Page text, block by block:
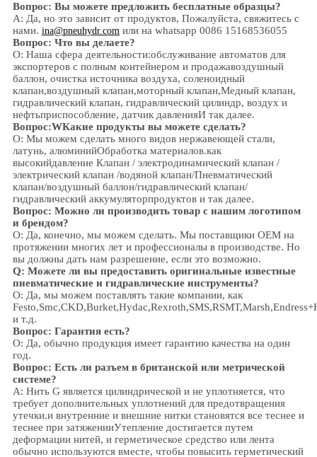
Вопрос: Вы можете предложить бесплатные образцы?
А: Да, но это зависит от продуктов, Пожалуйста, свяжитесь с
нами. ina@pneuhydr.com или на whatsapp 0086 15168536055
Вопрос: Что вы делаете?
О: Наша сфера деятельности:обслуживание автоматов для
экспортеров с полным контейнером и продажавоздушный
баллон, очистка источника воздуха, соленоидный
клапан,воздушный клапан,моторный клапан,Медный клапан,
гидравлический клапан, гидравлический цилиндр, воздух и
нефтьприспособление, датчик давленияИ так далее.
Вопрос:WКакие продукты вы можете сделать?
О: Мы можем сделать много видов нержавеющей стали,
латунь, алюминийОбработка материалов.как
высокийдавление Клапан / электродинамический клапан /
электрический клапан /водяной клапан/Пневматический
клапан/воздушный баллон/гидравлический клапан/
гидравлический аккумуляторпродуктов и так далее.
Вопрос: Можно ли производить товар с нашим логотипом
и брендом?
О: Да, конечно, мы можем сделать. Мы поставщики OEM на
протяжении многих лет и профессионалы в производстве. Но
вы должны дать нам разрешение, если это возможно.
Q: Можете ли вы предоставить оригинальные известные
пневматические и гидравлические инструменты?
О: Да, мы можем поставлять такие компании, как
и т.д.
Вопрос: Гарантия есть?
О: Да, обычно продукция имеет гарантию качества на один
год.
Вопрос: Есть ли разъем в британской или метрической
системе?
А: Нить G является цилиндрической и не уплотняется, что
требует дополнительных уплотнений для предотвращения
утечки.и внутренние и внешние нитки становятся все теснее и
теснее при затяженииУтепление достигается путем
деформации нитей, и герметическое средство или лента
обычно используются вместе, чтобы повысить герметический